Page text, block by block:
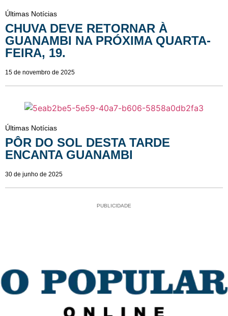
Últimas Notícias
CHUVA DEVE RETORNAR À
GUANAMBI NA PRÓXIMA QUARTA-
FEIRA, 19.
15 de novembro de 2025
Últimas Notícias
PÔR DO SOL DESTA TARDE
ENCANTA GUANAMBI
30 de junho de 2025
PUBLICIDADE